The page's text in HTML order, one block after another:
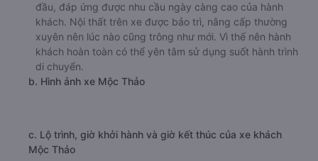
đầu, đáp ứng được nhu cầu ngày càng cao của hành
khách. Nội thất trên xe được bảo trì, nâng cấp thường
xuyên nên lúc nào cũng trông như mới. Vì thế nên hành
khách hoàn toàn có thể yên tâm sử dụng suốt hành trình
di chuyển.
b. Hình ảnh xe Mộc Thảo
c. Lộ trình, giờ khởi hành và giờ kết thúc của xe khách
Mộc Thảo